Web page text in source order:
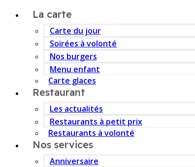
La carte
Carte du jour
Soirées à volonté
Nos burgers
Menu enfant
Carte glaces
Restaurant
Les actualités
Restaurants à petit prix
Restaurants à volonté
Nos services
Anniversaire